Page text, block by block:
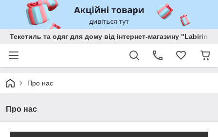
Текстиль та одяг для дому від інтернет-магазину "Labirint"
Про нас
Про нас